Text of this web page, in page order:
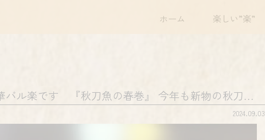
ホーム 楽しい”楽”
バル楽です 『秋刀魚の春巻』 今年も新物の秋刀…
2024.09.03